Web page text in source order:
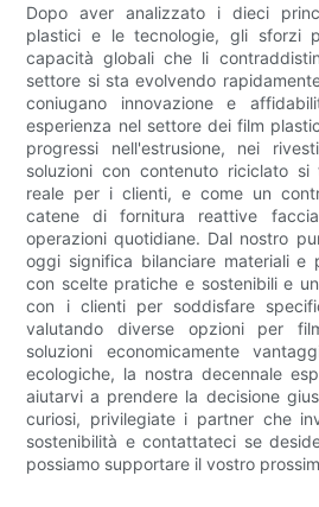
Dopo aver analizzato i dieci
plastici e le tecnologie, gli sforzi
capacità globali che li
settore si sta evolvendo
coniugano innovazione e
esperienza nel settore dei film
progressi nell'estrusione, nei
soluzioni con contenuto riciclato
reale per i clienti, e come un
catene di fornitura reattive
operazioni quotidiane. Dal nostro
oggi significa bilanciare materiali e
con scelte pratiche e sostenibili e
con i clienti per soddisfare
valutando diverse opzioni per
soluzioni economicamente
ecologiche, la nostra decennale
aiutarvi a prendere la decisione
curiosi, privilegiate i partner che
sostenibilità e contattateci se
possiamo supportare il vostro